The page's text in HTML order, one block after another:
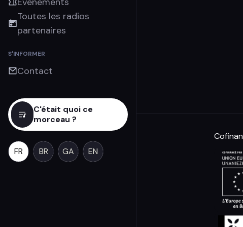
Toutes les radios
partenaires
S'INFORMER
Contact
C'était quoi ce
morceau ?
FR BR GA EN